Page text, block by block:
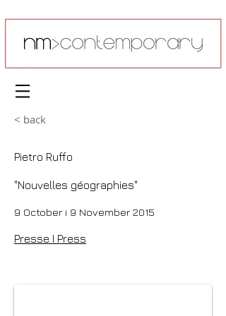
< back
Pietro Ruffo
"Nouvelles géographies"
9 October i 9 November 2015
Presse I Press
Atlas des architectures différentes, 2015,